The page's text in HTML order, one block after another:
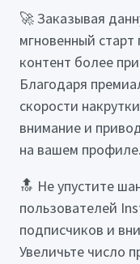
🚀 Заказывая
мгновенный
контент более
Благодаря
скорости
внимание и
на вашем
🔝 Не упустите
пользователей
подписчиков и
Увеличьте число